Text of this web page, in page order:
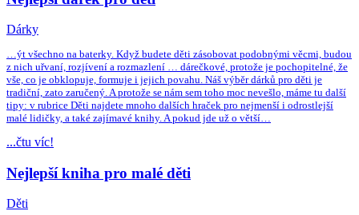
Dárky
…ýt všechno na baterky. Když budete děti zásobovat podobnými věcmi, budou
z nich uřvaní, rozjívení a rozmazlení … dárečkové, protože je pochopitelné, že
vše, co je obklopuje, formuje i jejich povahu. Náš výběr dárků pro děti je
tradiční, zato zaručený. A protože se nám sem toho moc nevešlo, máme tu další
tipy: v rubrice Děti najdete mnoho dalších hraček pro nejmenší i odrostlejší
malé lidičky, a také zajímavé knihy. A pokud jde už o větší…
...čtu víc!
Nejlepší kniha pro malé děti
Děti